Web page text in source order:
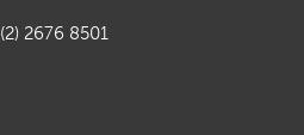
(2) 2676 8501